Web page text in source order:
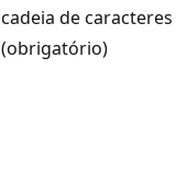
cadeia de caracteres
(obrigatório)